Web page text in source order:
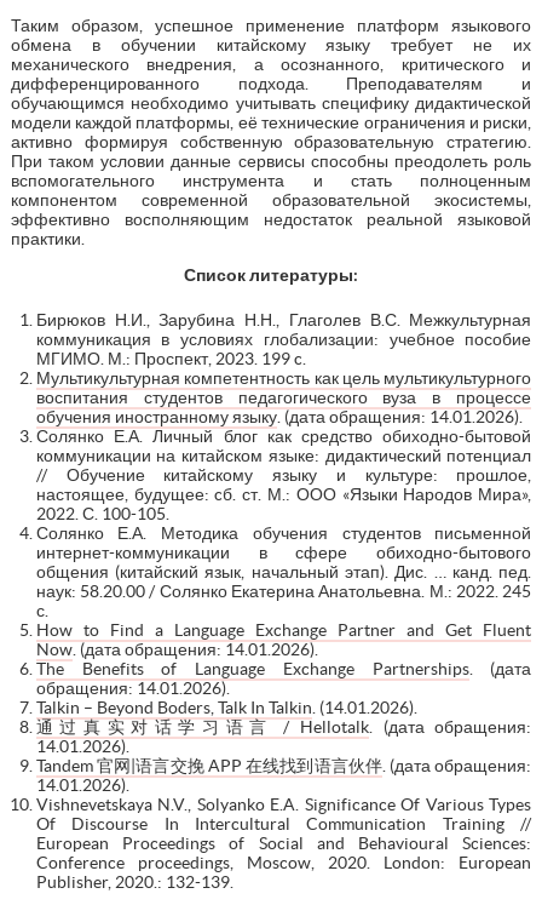
Таким образом, успешное применение платформ языкового
обмена в обучении китайскому языку требует не их
механического внедрения, а осознанного, критического и
дифференцированного подхода. Преподавателям и
обучающимся необходимо учитывать специфику дидактической
модели каждой платформы, её технические ограничения и риски,
активно формируя собственную образовательную стратегию.
При таком условии данные сервисы способны преодолеть роль
вспомогательного инструмента и стать полноценным
компонентом современной образовательной экосистемы,
эффективно восполняющим недостаток реальной языковой
практики.
Список литературы:
Бирюков Н.И., Зарубина Н.Н., Глаголев В.С. Межкультурная
коммуникация в условиях глобализации: учебное пособие
МГИМО. М.: Проспект, 2023. 199 c.
Мультикультурная компетентность как цель мультикультурного
воспитания студентов педагогического вуза в процессе
обучения иностранному языку. (дата обращения: 14.01.2026).
Солянко Е.А. Личный блог как средство обиходно-бытовой
коммуникации на китайском языке: дидактический потенциал
// Обучение китайскому языку и культуре: прошлое,
настоящее, будущее: cб. ст. М.: ООО «Языки Народов Мира»,
2022. С. 100-105.
Солянко Е.А. Методика обучения студентов письменной
интернет-коммуникации в сфере обиходно-бытового
общения (китайский язык, начальный этап). Дис. … канд. пед.
наук: 58.20.00 / Солянко Екатерина Анатольевна. М.: 2022. 245
с.
How to Find a Language Exchange Partner and Get Fluent
Now. (дата обращения: 14.01.2026).
The Benefits of Language Exchange Partnerships. (дата
обращения: 14.01.2026).
Talkin – Beyond Boders, Talk In Talkin . (14.01.2026).
通过真实对话学习语言 / Hellotalk . (дата обращения:
14.01.2026).
Tandem 官网|语言交挽 APP 在线找到语言伙伴 . (дата обращения:
14.01.2026).
Vishnevetskaya N.V., Solyanko E.A. Significance Of Various Types
Of Discourse In Intercultural Communication Training //
European Proceedings of Social and Behavioural Sciences:
Conference proceedings, Moscow, 2020. London: European
Publisher, 2020.: 132-139.